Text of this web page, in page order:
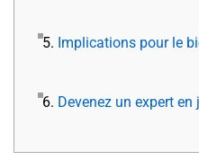
5. Implications pour le
6. Devenez un expert en